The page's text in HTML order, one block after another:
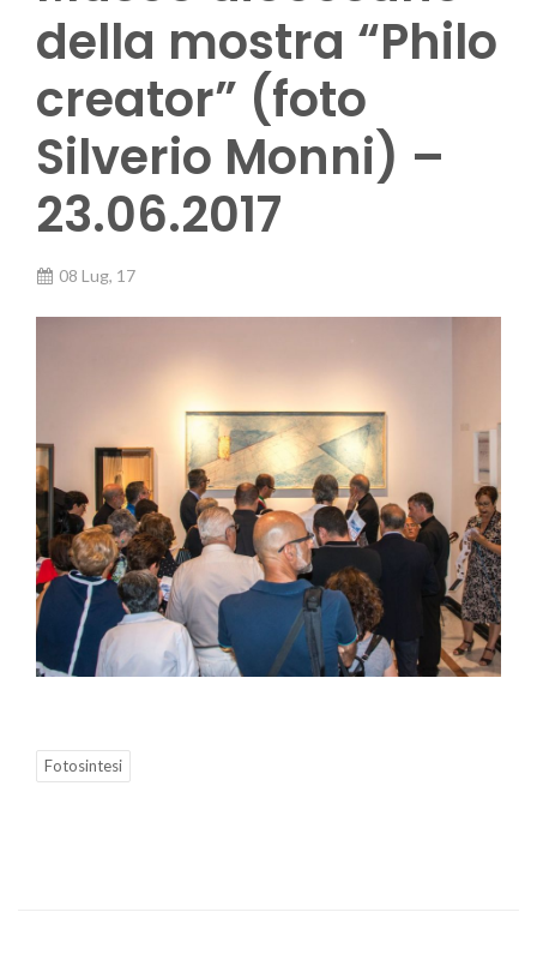
della mostra “Philo
creator” (foto
Silverio Monni) –
23.06.2017
08 Lug, 17
Fotosintesi